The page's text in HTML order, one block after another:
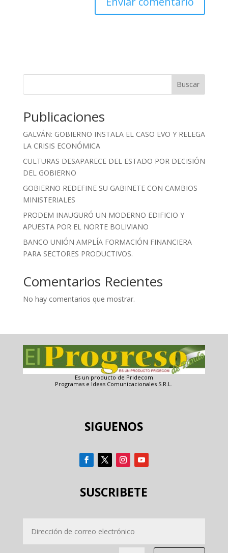
Buscar
Publicaciones
GALVÁN: GOBIERNO INSTALA EL CASO EVO Y RELEGA
LA CRISIS ECONÓMICA
CULTURAS DESAPARECE DEL ESTADO POR DECISIÓN
DEL GOBIERNO
GOBIERNO REDEFINE SU GABINETE CON CAMBIOS
MINISTERIALES
PRODEM INAUGURÓ UN MODERNO EDIFICIO Y
APUESTA POR EL NORTE BOLIVIANO
BANCO UNIÓN AMPLÍA FORMACIÓN FINANCIERA
PARA SECTORES PRODUCTIVOS.
Comentarios Recientes
No hay comentarios que mostrar.
Es un producto de Pridecom
Programas e Ideas Comunicacionales S.R.L.
SIGUENOS
SUSCRIBETE